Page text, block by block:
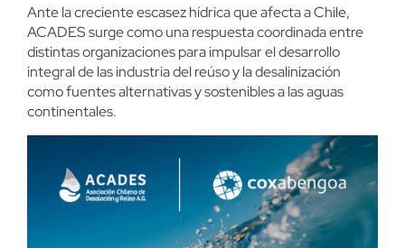
Ante la creciente escasez hídrica que afecta a Chile,
ACADES surge como una respuesta coordinada entre
distintas organizaciones para impulsar el desarrollo
integral de las industria del reúso y la desalinización
como fuentes alternativas y sostenibles a las aguas
continentales.